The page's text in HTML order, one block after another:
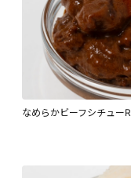
なめらかビーフシチューR